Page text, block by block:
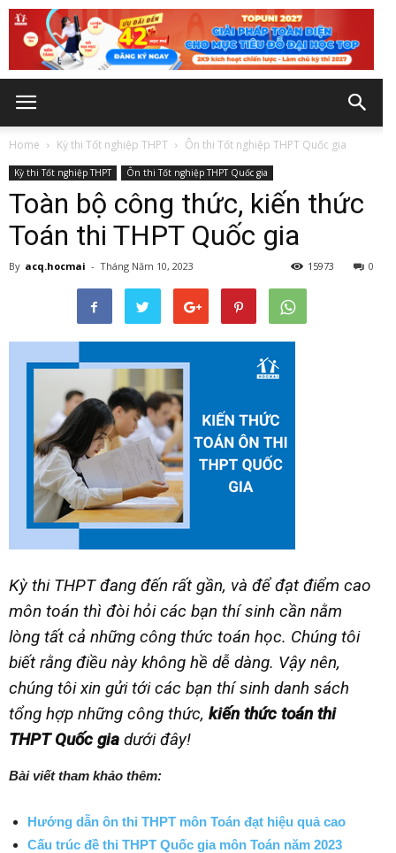
Home Kỳ thi Tốt nghiệp THPT Ôn thi Tốt nghiệp THPT Quốc gia
Kỳ thi Tốt nghiệp THPT Ôn thi Tốt nghiệp THPT Quốc gia
Toàn bộ công thức, kiến thức
Toán thi THPT Quốc gia
By acq.hocmai - Tháng Năm 10, 2023 0
15973
Kỳ thi THPT đang đến rất gần, và để đạt điểm cao
môn toán thì đòi hỏi các bạn thí sinh cần nằm
lòng tất cả những công thức toán học. Chúng tôi
biết rằng điều này không hề dễ dàng. Vậy nên,
chúng tôi xin gửi tới các bạn thí sinh danh sách
tổng hợp những công thức, kiến thức toán thi
THPT Quốc gia dưới đây!
Bài viết tham khảo thêm:
Hướng dẫn ôn thi THPT môn Toán đạt hiệu quả cao
Cấu trúc đề thi THPT Quốc gia môn Toán năm 2023